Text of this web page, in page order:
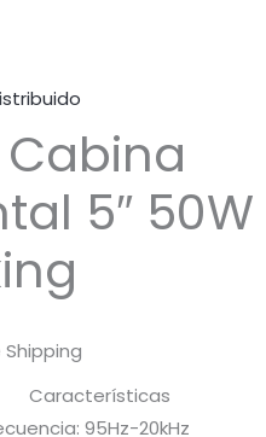
5″ 50W
Shipping
Características
95Hz-20kHz